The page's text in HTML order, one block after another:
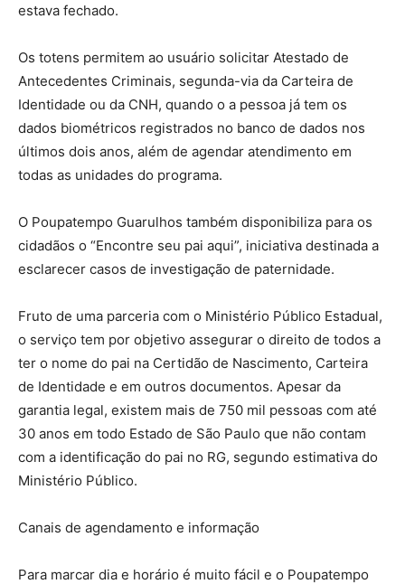
estava fechado.
Os totens permitem ao usuário solicitar Atestado de
Antecedentes Criminais, segunda-via da Carteira de
Identidade ou da CNH, quando o a pessoa já tem os
dados biométricos registrados no banco de dados nos
últimos dois anos, além de agendar atendimento em
todas as unidades do programa.
O Poupatempo Guarulhos também disponibiliza para os
cidadãos o “Encontre seu pai aqui”, iniciativa destinada a
esclarecer casos de investigação de paternidade.
Fruto de uma parceria com o Ministério Público Estadual,
o serviço tem por objetivo assegurar o direito de todos a
ter o nome do pai na Certidão de Nascimento, Carteira
de Identidade e em outros documentos. Apesar da
garantia legal, existem mais de 750 mil pessoas com até
30 anos em todo Estado de São Paulo que não contam
com a identificação do pai no RG, segundo estimativa do
Ministério Público.
Canais de agendamento e informação
Para marcar dia e horário é muito fácil e o Poupatempo